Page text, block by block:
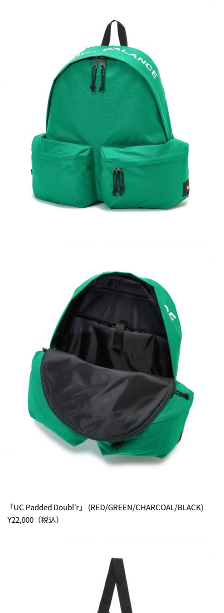
「UC Padded Doubl’r」 (RED/GREEN/CHARCOAL/BLACK)
¥22,000（税込）